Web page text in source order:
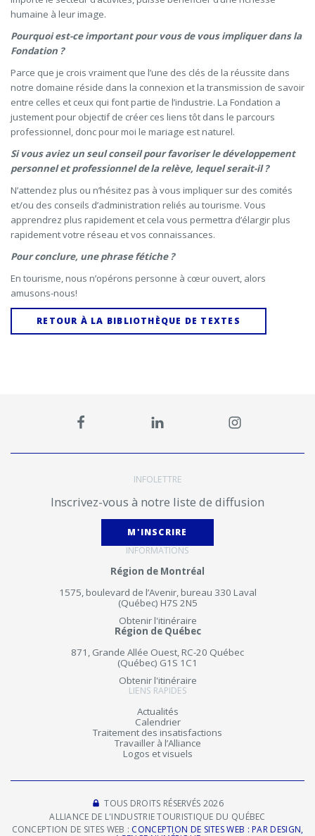
humaine à leur image.
Pourquoi est-ce important pour vous de vous impliquer dans la
Fondation ?
Parce que je crois vraiment que l’une des clés de la réussite dans
notre domaine réside dans la connexion et la transmission de savoir
entre celles et ceux qui font partie de l’industrie. La Fondation a
justement pour objectif de créer ces liens tôt dans le parcours
professionnel, donc pour moi le mariage est naturel.
Si vous aviez un seul conseil pour favoriser le développement
personnel et professionnel de la relève, lequel serait-il ?
N’attendez plus ou n’hésitez pas à vous impliquer sur des comités
et/ou des conseils d’administration reliés au tourisme. Vous
apprendrez plus rapidement et cela vous permettra d’élargir plus
rapidement votre réseau et vos connaissances.
Pour conclure, une phrase fétiche ?
En tourisme, nous n’opérons personne à cœur ouvert, alors
amusons-nous!
RETOUR À LA BIBLIOTHÈQUE DE TEXTES
INFOLETTRE
Inscrivez-vous à notre liste de diffusion
M'INSCRIRE
INFORMATIONS
Région de Montréal
1575, boulevard de l’Avenir, bureau 330 Laval
(Québec) H7S 2N5
Obtenir l'itinéraire
Région de Québec
871, Grande Allée Ouest, RC-20 Québec
(Québec) G1S 1C1
Obtenir l'itinéraire
LIENS RAPIDES
Actualités
Calendrier
Traitement des insatisfactions
Travailler à l’Alliance
Logos et visuels
TOUS DROITS RÉSERVÉS 2026
ALLIANCE DE L'INDUSTRIE TOURISTIQUE DU QUÉBEC
CONCEPTION DE SITES WEB : CONCEPTION DE SITES WEB : PAR DESIGN,